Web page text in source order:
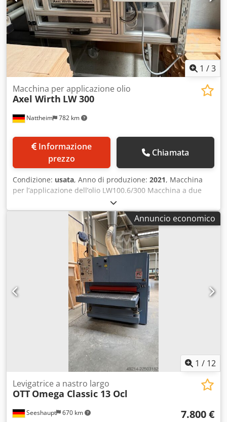
1 /3
Nattheim 782 km
Macchina per applicazione olio
Axel Wirth LW 300
prezzo
Chiamata
Condizione: usata, Anno di produzione: 2021, Macchina
per l’applicazione dell’olio LW100.6/300 Macchina a due
rulli – Larghezza rulli: 300 mm Passaggio materiale fino a
80 mm Applicazione olio sopra e sotto Velocità di
avanzamento regolabile circa 6 - 35 m/min Motore 0,37 kW,
400 Volt, 50 Hz. Certificato CE Tavolo macchina Altezza di
lavoro 900 mm, verniciato a polvere Carenatura di
protezione aggiuntiva con spessore di passaggio
regolabile, con inserto in plexiglas Rulliera folle 1300 mm
Altezza di lavoro 900 mm Altezza regolabile Luogo di
stoccaggio: Nattheim Crsdpfxjxy Tmuo Airjf
Annuncio economico
1 / 12
Seeshaupt 670 km
Levigatrice a nastro largo
OTT Omega Classic 13 Ocl
7.800 €